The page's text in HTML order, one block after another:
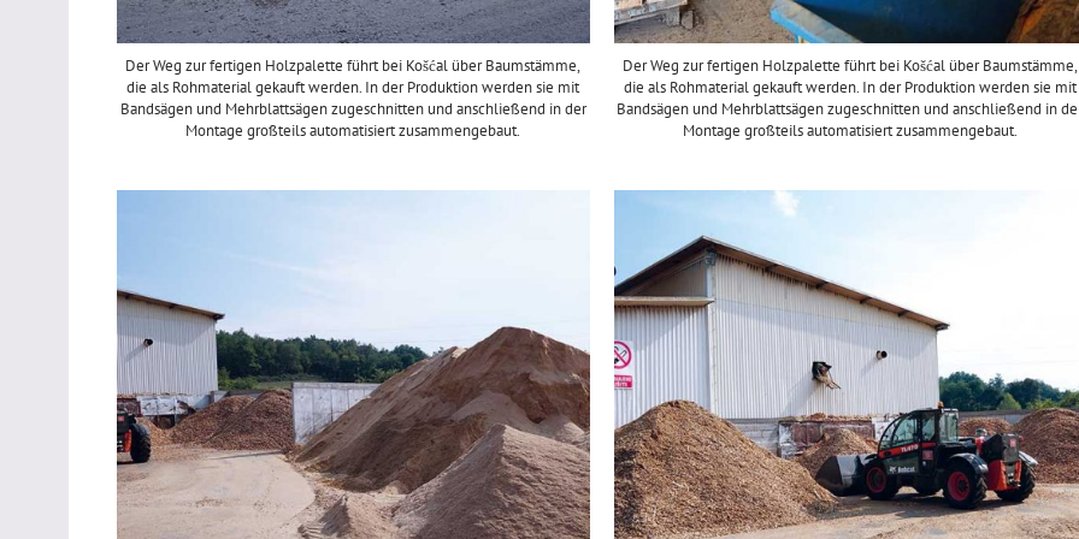
Der Weg zur fertigen Holzpalette führt bei Košćal über Baumstämme,
die als Rohmaterial gekauft werden. In der Produktion werden sie mit
Bandsägen und Mehrblattsägen zugeschnitten und anschließend in der
Montage großteils automatisiert zusammengebaut.
Der Weg zur fertigen Holzpalette führt bei Košćal über Baumstämme,
die als Rohmaterial gekauft werden. In der Produktion werden sie mit
Bandsägen und Mehrblattsägen zugeschnitten und anschließend in
Montage großteils automatisiert zusammengebaut.